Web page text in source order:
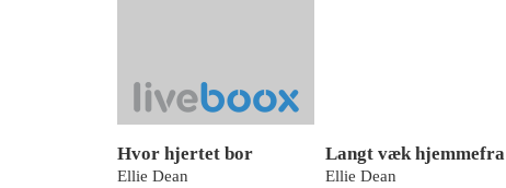
Hvor hjertet bor
Ellie Dean
Langt væk hjemmefra
Ellie Dean